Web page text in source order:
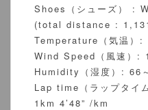
Shoes（シューズ） :
(total distance :
Temperature（気温
Wind Speed（風速）:
Humidity（湿度）: 66
Lap time（ラップタイ
1km 4’48” /km